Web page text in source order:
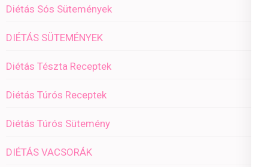
Diétás Sós Sütemények
DIÉTÁS SÜTEMÉNYEK
Diétás Tészta Receptek
Diétás Túrós Receptek
Diétás Túrós Sütemény
DIÉTÁS VACSORÁK